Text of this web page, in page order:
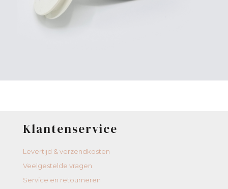
Klantenservice
Levertijd & verzendkosten
Veelgestelde vragen
Service en retourneren